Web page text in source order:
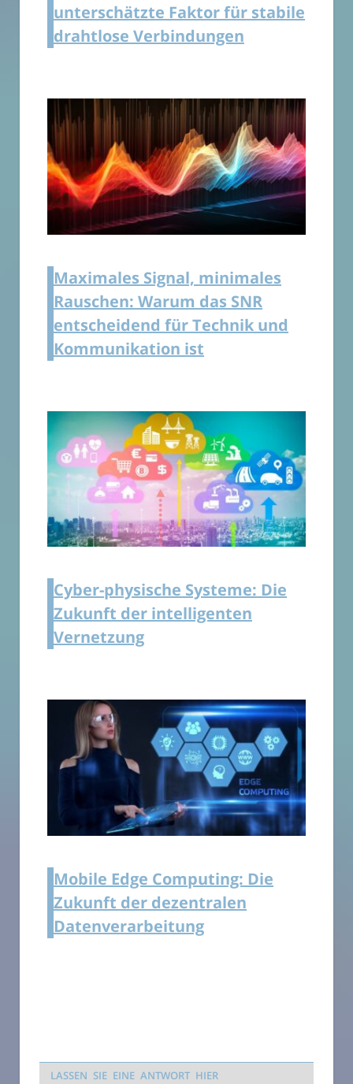
unterschätzte Faktor für stabile
drahtlose Verbindungen
Maximales Signal, minimales
Rauschen: Warum das SNR
entscheidend für Technik und
Kommunikation ist
Cyber-physische Systeme: Die
Zukunft der intelligenten
Vernetzung
Mobile Edge Computing: Die
Zukunft der dezentralen
Datenverarbeitung
LASSEN SIE EINE ANTWORT HIER